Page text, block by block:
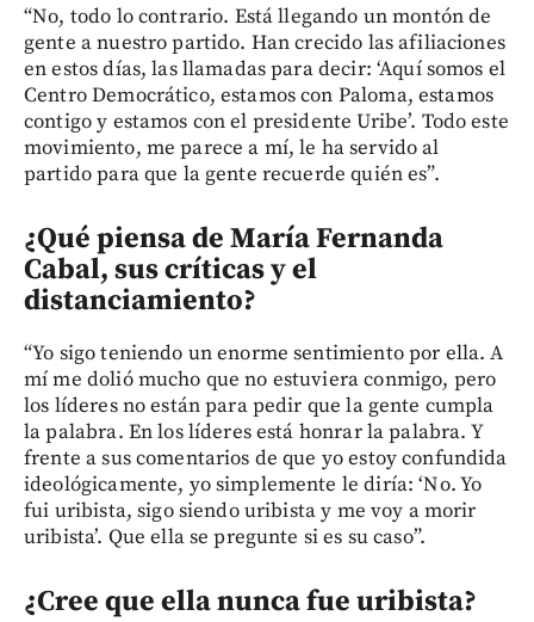
“No, todo lo contrario. Está llegando un montón de
gente a nuestro partido. Han crecido las afiliaciones
en estos días, las llamadas para decir: ‘Aquí somos el
Centro Democrático, estamos con Paloma, estamos
contigo y estamos con el presidente Uribe’. Todo este
movimiento, me parece a mí, le ha servido al
partido para que la gente recuerde quién es”.
¿Qué piensa de María Fernanda
Cabal, sus críticas y el
distanciamiento?
“Yo sigo teniendo un enorme sentimiento por ella. A
mí me dolió mucho que no estuviera conmigo, pero
los líderes no están para pedir que la gente cumpla
la palabra. En los líderes está honrar la palabra. Y
frente a sus comentarios de que yo estoy confundida
ideológicamente, yo simplemente le diría: ‘No. Yo
fui uribista, sigo siendo uribista y me voy a morir
uribista’. Que ella se pregunte si es su caso”.
¿Cree que ella nunca fue uribista?